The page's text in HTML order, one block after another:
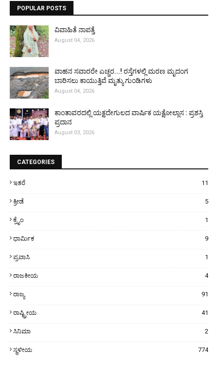
POPULAR POSTS
ವಿವಾಹಿತೆ ನಾಪತ್ತೆ
August 04, 2026
ವಾಹನ ಸವಾರರೇ ಎಚ್ಚರ...! ರಸ್ತೆಗಳಲ್ಲಿ ಮರಣ ಮೃದಂಗ
ಬಾರಿಸಲು ಕಾಯುತ್ತಿವೆ ಮೃತ್ಯು ಗುಂಡಿಗಳು
August 04, 2026
ಕಾಂತಾವರದಲ್ಲಿ ಯಕ್ಷದೇಗುಲದ ವಾರ್ಷಿಕ ಯಕ್ಷೋಲ್ಲಾಸ : ಪ್ರಶಸ್ತಿ
ಪ್ರದಾನ
August 03, 2026
CATEGORIES
ಇತರೆ 11
ಕ್ರೀಡೆ 5
ಕ್ರೈಂ 1
ಧಾರ್ಮಿಕ 9
ಪ್ರವಾಸಿ 1
ರಾಜಕೀಯ 4
ರಾಜ್ಯ 91
ರಾಷ್ಟ್ರೀಯ 41
ಸಿನಿಮಾ 2
ಸ್ಥಳೀಯ 774